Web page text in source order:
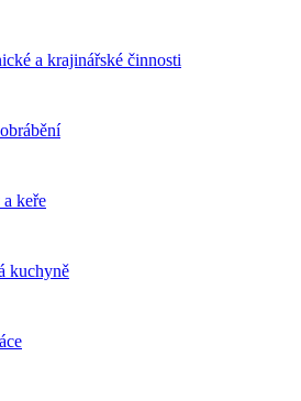
a krajinářské činnosti
keře
kuchyně